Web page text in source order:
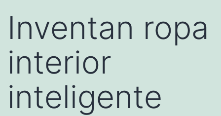
Inventan ropa
interior
inteligente